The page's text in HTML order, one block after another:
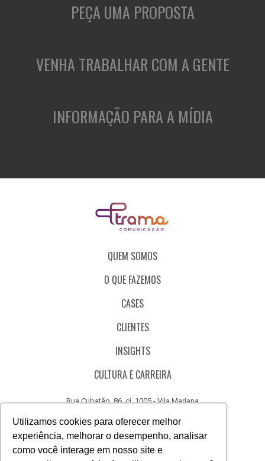
Utilizamos cookies para oferecer melhor
experiência, melhorar o desempenho, analisar
como você interage em nosso site e
PEÇA UMA PROPOSTA
VENHA TRABALHAR COM A GENTE
INFORMAÇÃO PARA A MÍDIA
QUEM SOMOS
O QUE FAZEMOS
CASES
CLIENTES
INSIGHTS
CULTURA E CARREIRA
Rua Cubatão, 86, cj. 1005 - Vila Mariana
CÓDIGO DE ÉTICA